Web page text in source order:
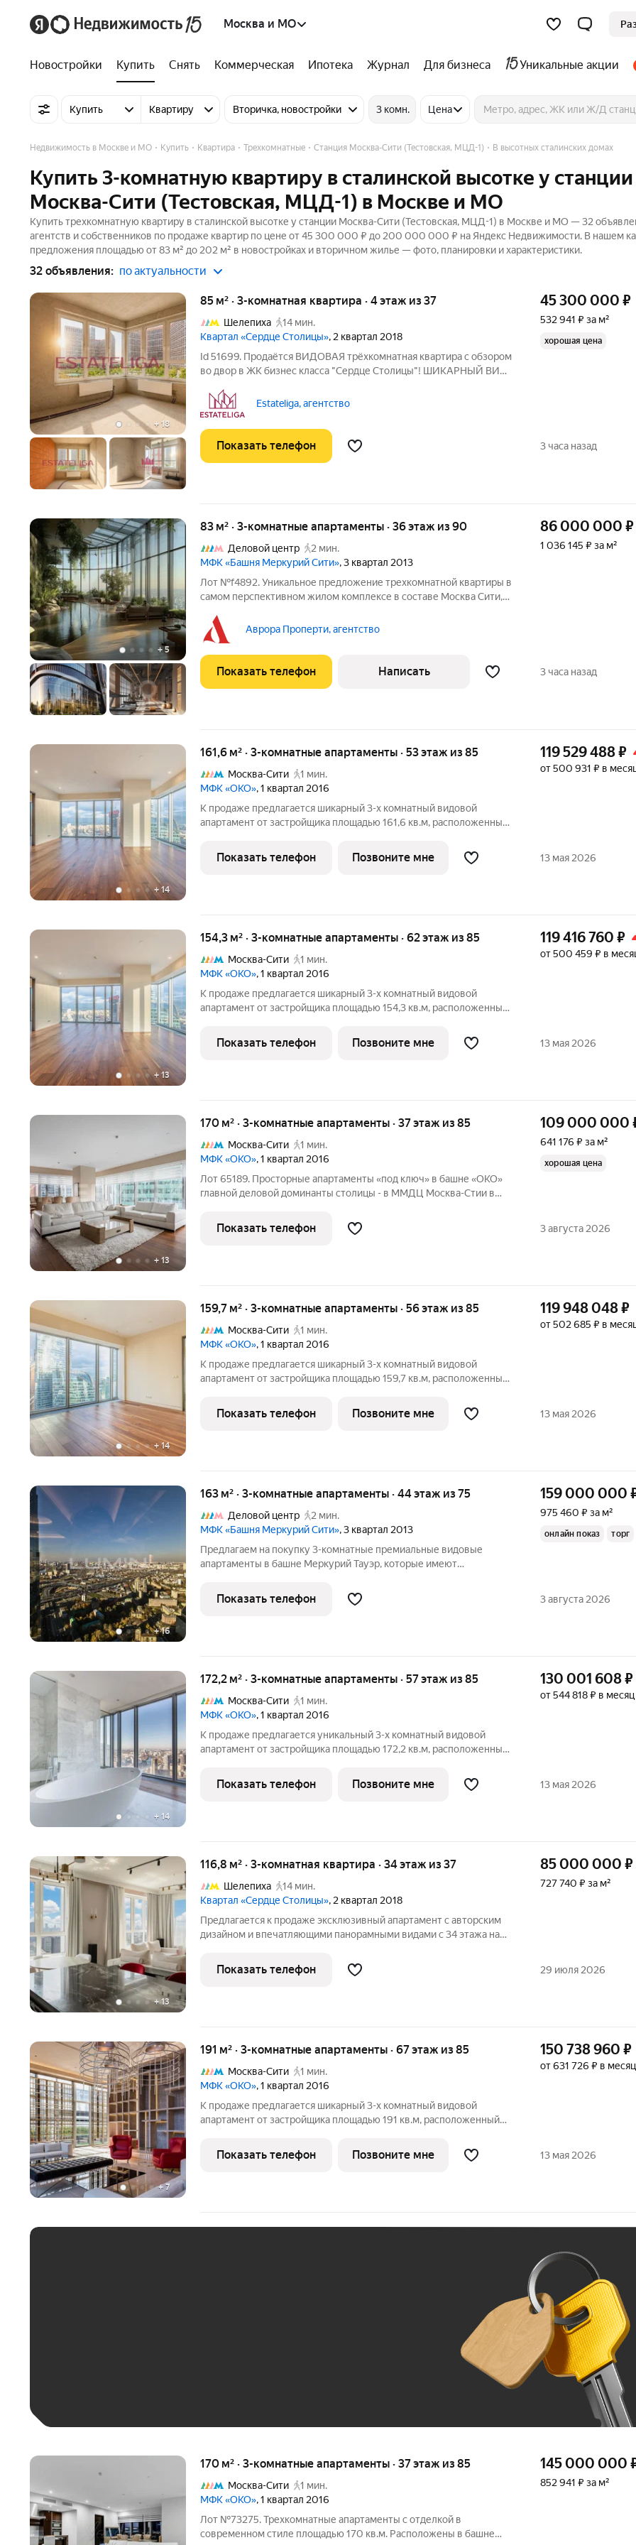
Москва и МО
Новостройки Купить Снять Коммерческая Ипотека Журнал Для бизнеса Уникальные акции
Купить Квартиру Вторичка, новостройки 3 комн. Цена
Недвижимость в Москве и МО Купить Квартира Трехкомнатные Станция Москва-Сити (Тестовская, МЦД-1) В высотных сталинских домах
Купить 3-комнатную квартиру в сталинской высотке у станции
Москва-Сити (Тестовская, МЦД-1) в Москве и МО
Купить трехкомнатную квартиру в сталинской высотке у станции Москва-Сити (Тестовская, МЦД-1) в Москве и МО — 32
агентств и собственников по продаже квартир по цене от 45 300 000 ₽ до 200 000 000 ₽ на Яндекс Недвижимости. В нашем
предложения площадью от 83 м² до 202 м² в новостройках и вторичном жилье — фото, планировки и характеристики.
32 объявления: по актуальности
+ 18
85 м² · 3-комнатная квартира · 4 этаж из 37
Шелепиха
14 мин.
Квартал «Сердце Столицы», 2 квартал 2018
Id 51699. Продаётся ВИДОВАЯ трёхкомнатная квартира с обзором
во двор в ЖК бизнес класса "Сердце Столицы"! ШИКАРНЫЙ ВИД
воплощений дизайна. Самая высокая транспортная доступность в
районе СЗАО!
Estateliga, агентство
45 300 000 ₽
532 941 ₽ за м²
хорошая цена
Показать телефон 3 часа назад
+ 5
83 м² · 3-комнатные апартаменты · 36 этаж из 90
Деловой центр
2 мин.
МФК «Башня Меркурий Сити», 3 квартал 2013
Лот №f4892. Уникальное предложение трехкомнатной квартиры в
самом перспективном жилом комплексе в составе Москва Сити,
недвижимости с огромным потенциалом роста. Одна из самых
удачных планировок в
Аврора Проперти, агентство
86 000 000 ₽
1 036 145 ₽ за м²
Показать телефон Написать 3 часа назад
+ 14
161,6 м² · 3-комнатные апартаменты · 53 этаж из 85
Москва-Сити
1 мин.
МФК «ОКО», 1 квартал 2016
К продаже предлагается шикарный 3-х комнатный видовой
апартамент от застройщика площадью 161,6 кв.м, расположенный
готов к проживанию, ключи передаются в день покупки. Обе
спальных комнаты
119 529 488₽
от 500 931 ₽ в
Показать телефон Позвоните мне 13 мая 2026
+ 13
154,3 м² · 3-комнатные апартаменты · 62 этаж из 85
Москва-Сити
1 мин.
МФК «ОКО», 1 квартал 2016
К продаже предлагается шикарный 3-х комнатный видовой
апартамент от застройщика площадью 154,3 кв.м, расположенный
готов к проживанию, ключи передаются в день покупки. Обе
спальных комнаты
119 416 760 ₽
от 500 459 ₽ в
Показать телефон Позвоните мне 13 мая 2026
+ 13
170 м² · 3-комнатные апартаменты · 37 этаж из 85
Москва-Сити
1 мин.
МФК «ОКО», 1 квартал 2016
Лот 65189. Просторные апартаменты «под ключ» в башне «ОКО»
главной деловой доминанты столицы - в ММДЦ Москва-Стии в
премиум-класса полностью готовое к проживанию или сдаче в
аренду. Удобно
109 000 000
641 176 ₽ за м²
хорошая цена
Показать телефон 3 августа 2026
+14
159,7 м² · 3-комнатные апартаменты · 56 этаж из 85
Москва-Сити
1 мин.
МФК «ОКО», 1 квартал 2016
К продаже предлагается шикарный 3-х комнатный видовой
апартамент от застройщика площадью 159,7 кв.м, расположенный
готов к проживанию, ключи передаются в день покупки. Обе
спальных комнаты
119 948 048₽
от 502 685 ₽ в
Показать телефон Позвоните мне 13 мая 2026
+16
163 м² · 3-комнатные апартаменты · 44 этаж из 75
Деловой центр
2 мин.
МФК «Башня Меркурий Сити», 3 квартал 2013
Предлагаем на покупку 3-комнатные премиальные видовые
апартаменты в башне Меркурий Тауэр, которые имеют
напылением, что поддерживает комфортную температуру
внутри, а также отражает около 75% вредного
159 000 000
975 460 ₽ за м²
онлайн показ торг
Показать телефон 3 августа 2026
+ 14
172,2 м² · 3-комнатные апартаменты · 57 этаж из 85
Москва-Сити
1 мин.
МФК «ОКО», 1 квартал 2016
К продаже предлагается уникальный 3-х комнатный видовой
апартамент от застройщика площадью 172,2 кв.м, расположенный
а также для ценителей личного пространства и масштаба,
полностью готов
130 001 608₽
от 544 818 ₽ в месяц
Показать телефон Позвоните мне 13 мая 2026
+13
116,8 м² · 3-комнатная квартира · 34 этаж из 37
Шелепиха
14 мин.
Квартал «Сердце Столицы», 2 квартал 2018
Предлагается к продаже эксклюзивный апартамент с авторским
дизайном и впечатляющими панорамными видами с 34 этажа на
комфортной жизни в одном из самых престижных ЖК столицы.
Продуманная
85 000 000 ₽
727 740 ₽ за м²
Показать телефон 29 июля 2026
+7
191 м² · 3-комнатные апартаменты · 67 этаж из 85
Москва-Сити
1 мин.
МФК «ОКО», 1 квартал 2016
К продаже предлагается шикарный 3-х комнатный видовой
апартамент от застройщика площадью 191 кв.м, расположенный
подходит для большой семьи и полностью готов к проживанию,
ключи передаются в
150 738 960 ₽
от 631 726 ₽ в месяц
Показать телефон Позвоните мне 13 мая 2026
170 м² · 3-комнатные апартаменты · 37 этаж из 85
Москва-Сити
1 мин.
МФК «ОКО», 1 квартал 2016
Лот №73275. Трехкомнатные апартаменты с отделкой в
современном стиле площадью 170 кв.м. Расположены в башне
145 000 000
852 941 ₽ за м²